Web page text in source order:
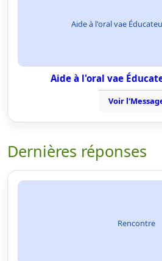
Aide à l'oral vae
Aide à l'oral vae
Voir
Dernières réponses
Rencontre